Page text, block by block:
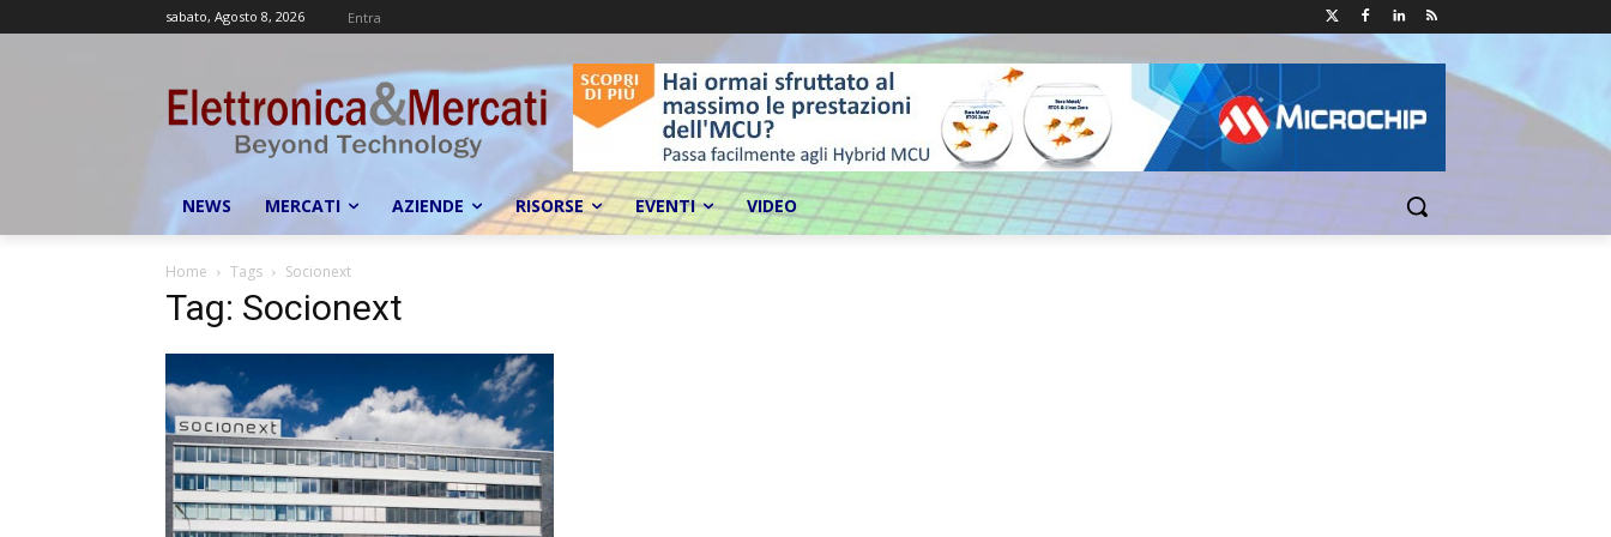
sabato, Agosto 8, 2026 Entra
NEWS MERCATI AZIENDE RISORSE EVENTI VIDEO
Home Tags Socionext
Tag: Socionext